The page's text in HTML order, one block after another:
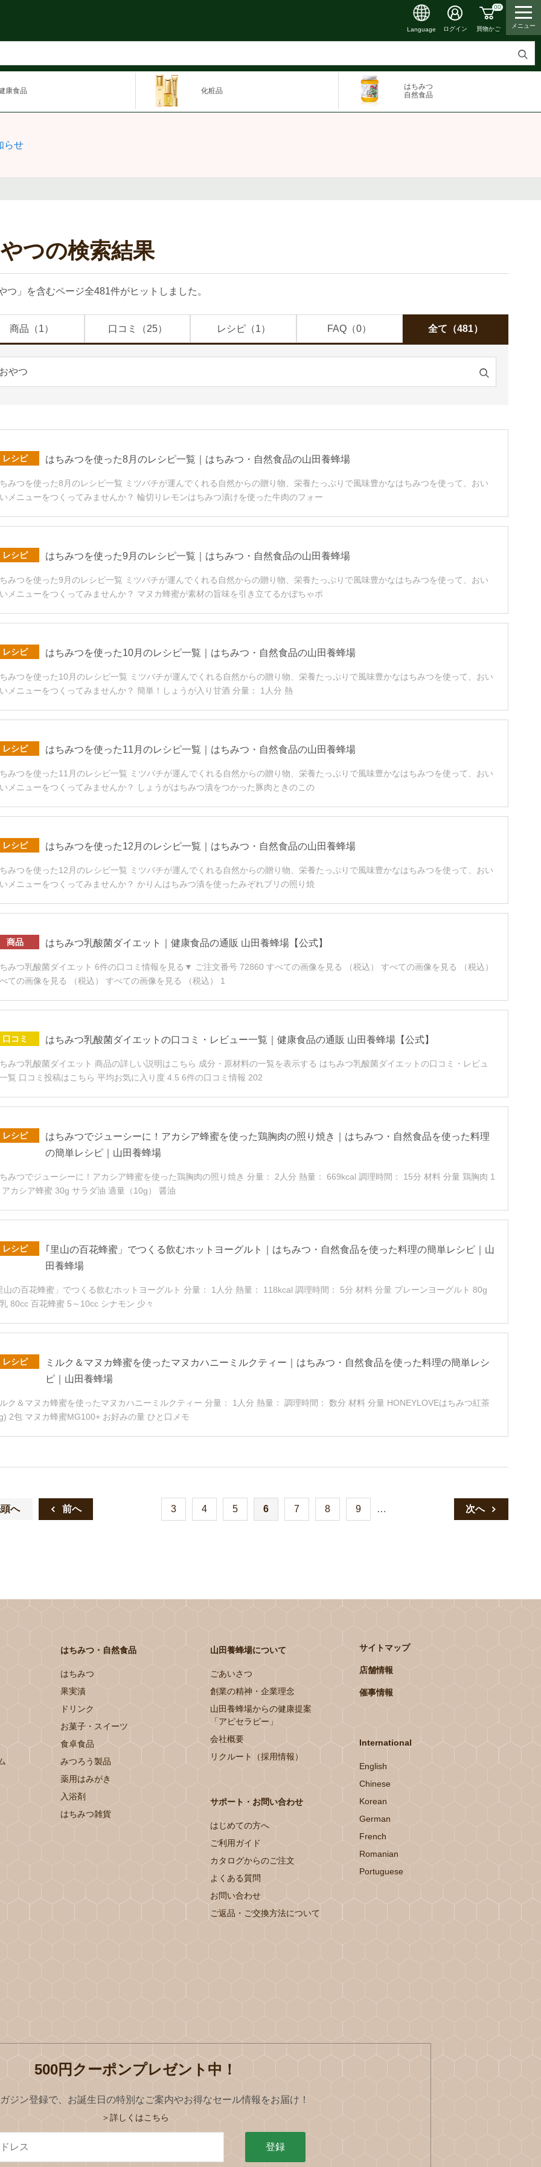
検
Language ログイン
00
買物かご メニュー
康食品 化粧品
はちみつ
自然食品
らせ
つの検索結果
つ」を含むページ全481件がヒットしました。
商品（1） 口コミ（25） レシピ（1） FAQ（0） 全て（481）
レシピ はちみつを使った8月のレシピ一覧｜はちみつ・自然食品の山田養蜂場
みつを使った8月のレシピ一覧 ミツバチが運んでくれる自然からの贈り物、栄養たっぷりで風味豊かなはちみつを使って、おい
メニューをつくってみませんか？ 輪切りレモンはちみつ漬けを使った牛肉のフォー
レシピ はちみつを使った9月のレシピ一覧｜はちみつ・自然食品の山田養蜂場
みつを使った9月のレシピ一覧 ミツバチが運んでくれる自然からの贈り物、栄養たっぷりで風味豊かなはちみつを使って、おい
メニューをつくってみませんか？ マヌカ蜂蜜が素材の旨味を引き立てるかぼちゃポ
レシピ はちみつを使った10月のレシピ一覧｜はちみつ・自然食品の山田養蜂場
みつを使った10月のレシピ一覧 ミツバチが運んでくれる自然からの贈り物、栄養たっぷりで風味豊かなはちみつを使って、おい
メニューをつくってみませんか？ 簡単！しょうが入り甘酒 分量： 1人分 熱
レシピ はちみつを使った11月のレシピ一覧｜はちみつ・自然食品の山田養蜂場
みつを使った11月のレシピ一覧 ミツバチが運んでくれる自然からの贈り物、栄養たっぷりで風味豊かなはちみつを使って、おい
メニューをつくってみませんか？ しょうがはちみつ漬をつかった豚肉ときのこの
レシピ はちみつを使った12月のレシピ一覧｜はちみつ・自然食品の山田養蜂場
みつを使った12月のレシピ一覧 ミツバチが運んでくれる自然からの贈り物、栄養たっぷりで風味豊かなはちみつを使って、おい
メニューをつくってみませんか？ かりんはちみつ漬を使ったみぞれブリの照り焼
商品 はちみつ乳酸菌ダイエット｜健康食品の通販 山田養蜂場【公式】
みつ乳酸菌ダイエット 6件の口コミ情報を見る▼ ご注文番号 72860 すべての画像を見る （税込） すべての画像を見る （税込）
ての画像を見る （税込） すべての画像を見る （税込） 1
口コミ はちみつ乳酸菌ダイエットの口コミ・レビュー一覧｜健康食品の通販 山田養蜂場【公式】
みつ乳酸菌ダイエット 商品の詳しい説明はこちら 成分・原材料の一覧を表示する はちみつ乳酸菌ダイエットの口コミ・レビュ
覧 口コミ投稿はこちら 平均お気に入り度 4.5 6件の口コミ情報 202
レシピ
はちみつでジューシーに！アカシア蜂蜜を使った鶏胸肉の照り焼き｜はちみつ・自然食品を使った料理
の簡単レシピ｜山田養蜂場
みつでジューシーに！アカシア蜂蜜を使った鶏胸肉の照り焼き 分量： 2人分 熱量： 669kcal 調理時間： 15分 材料 分量 鶏胸肉 1
アカシア蜂蜜 30g サラダ油 適量（10g） 醤油
レシピ
｢里山の百花蜂蜜」でつくる飲むホットヨーグルト｜はちみつ・自然食品を使った料理の簡単レシピ｜山
田養蜂場
山の百花蜂蜜」でつくる飲むホットヨーグルト 分量： 1人分 熱量： 118kcal 調理時間： 5分 材料 分量 プレーンヨーグルト 80g
80cc 百花蜂蜜 5～10cc シナモン 少々
レシピ
ミルク＆マヌカ蜂蜜を使ったマヌカハニーミルクティー｜はちみつ・自然食品を使った料理の簡単レシ
ピ｜山田養蜂場
ク＆マヌカ蜂蜜を使ったマヌカハニーミルクティー 分量： 1人分 熱量： 調理時間： 数分 材料 分量 HONEYLOVEはちみつ紅茶
2包 マヌカ蜂蜜MG100+ お好みの量 ひと口メモ
へ 前へ 3 4 5 6 7 8 9 … 次へ
はちみつ・自然食品
はちみつ
果実漬
ドリンク
お菓子・スイーツ
食卓食品
みつろう製品
薬用はみがき
入浴剤
はちみつ雑貨
山田養蜂場について
ごあいさつ
創業の精神・企業理念
山田養蜂場からの健康提案
「アピセラピー」
会社概要
リクルート（採用情報）
サポート・お問い合わせ
はじめての方へ
ご利用ガイド
カタログからのご注文
よくある質問
お問い合わせ
ご返品・ご交換方法について
サイトマップ
店舗情報
催事情報
International
English
Chinese
Korean
German
French
Romanian
Portuguese
500円クーポンプレゼント中！
ジン登録で、お誕生日の特別なご案内やお得なセール情報をお届け！
＞詳しくはこちら
登録